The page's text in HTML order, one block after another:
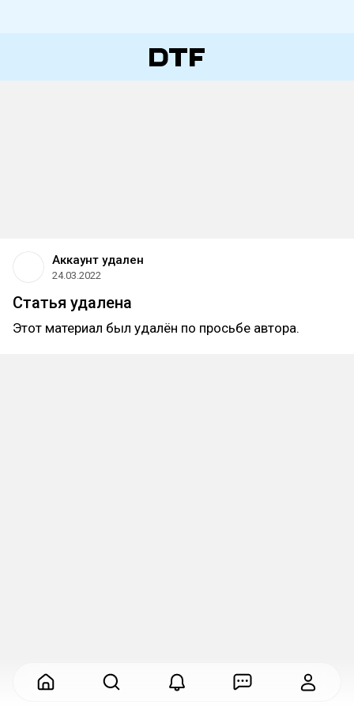
Аккаунт удален
24.03.2022
Статья удалена
Этот материал был удалён по просьбе автора.